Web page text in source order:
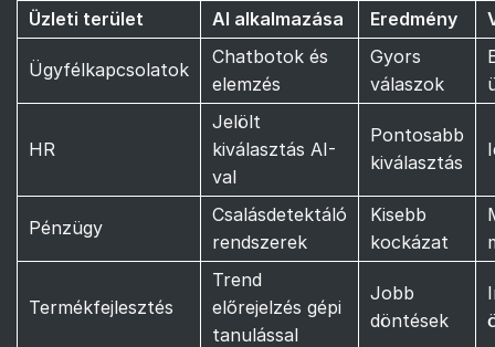
Üzleti terület AI alkalmazása Eredmény
Ügyfélkapcsolatok
Chatbotok és
elemzés
Gyors
válaszok
HR
Jelölt
kiválasztás AI-
val
Pontosabb
kiválasztás
Pénzügy
Csalásdetektáló
rendszerek
Kisebb
kockázat
Termékfejlesztés
Trend
előrejelzés gépi
tanulással
Jobb
döntések